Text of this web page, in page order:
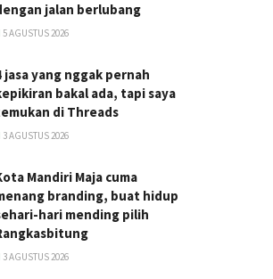
jalan berlubang
5 AGUSTUS 2026
jasa yang nggak pernah
bakal ada, tapi saya
di Threads
3 AGUSTUS 2026
Mandiri Maja cuma
branding, buat hidup
hari mending pilih
3 AGUSTUS 2026